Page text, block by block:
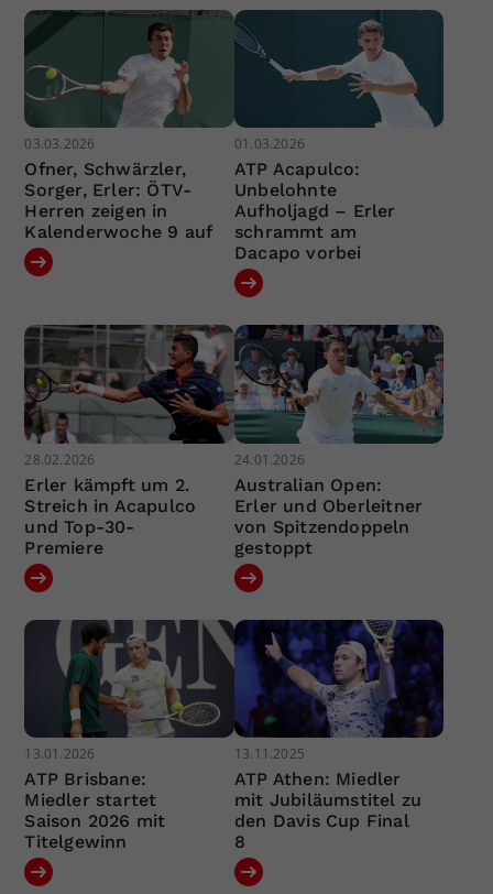
03.03.2026
Ofner, Schwärzler,
Sorger, Erler: ÖTV-
Herren zeigen in
Kalenderwoche 9 auf
01.03.2026
ATP Acapulco:
Unbelohnte
Aufholjagd – Erler
schrammt am
Dacapo vorbei
28.02.2026
Erler kämpft um 2.
Streich in Acapulco
und Top-30-
Premiere
24.01.2026
Australian Open:
Erler und Oberleitner
von Spitzendoppeln
gestoppt
13.01.2026
ATP Brisbane:
Miedler startet
Saison 2026 mit
Titelgewinn
13.11.2025
ATP Athen: Miedler
mit Jubiläumstitel zu
den Davis Cup Final
8